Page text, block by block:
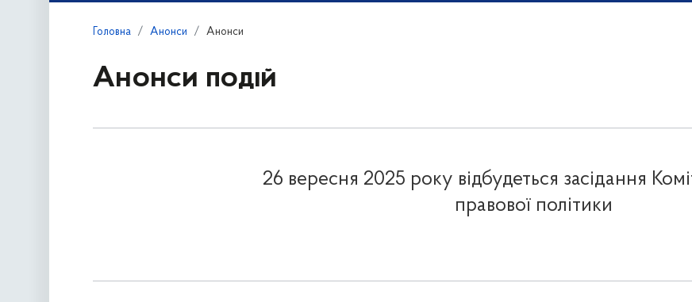
Головна Анонси Анонси
Анонси подій
26 вересня 2025 року відбудеться засідання
правової політики